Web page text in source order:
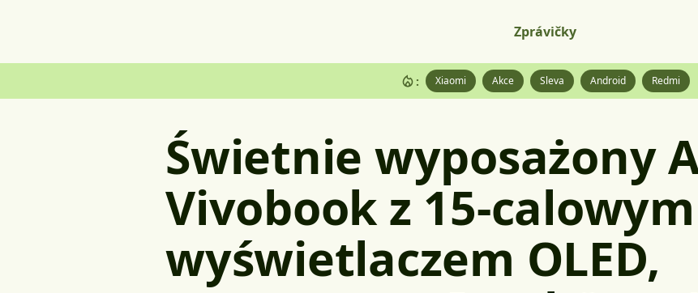
Zprávičky
: Xiaomi Akce Sleva Android Redmi
Świetnie wyposażony
Vivobook z 15-calowym
wyświetlaczem OLED,